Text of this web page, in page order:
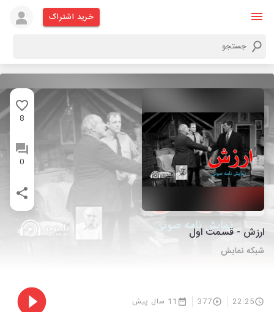
خرید اشتراک
8
0
ارزش - قسمت اول
شبکه نمایش
22:25
377 11 سال پیش